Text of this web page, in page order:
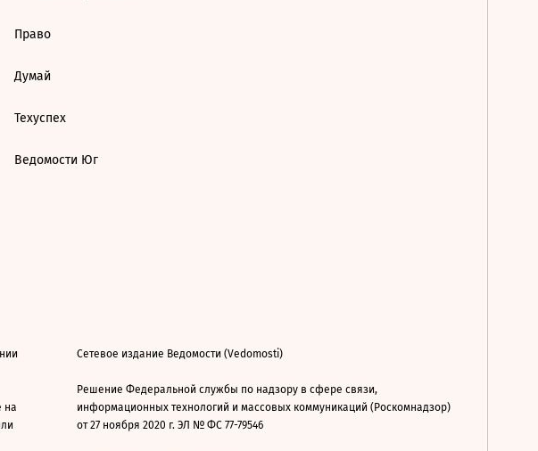
Право
Думай
Техуспех
Ведомости Юг
на
Сетевое издание Ведомости (Vedomosti)
Решение Федеральной службы по надзору в сфере связи,
информационных технологий и массовых коммуникаций (Роскомнадзор)
от 27 ноября 2020 г. ЭЛ № ФС 77-79546